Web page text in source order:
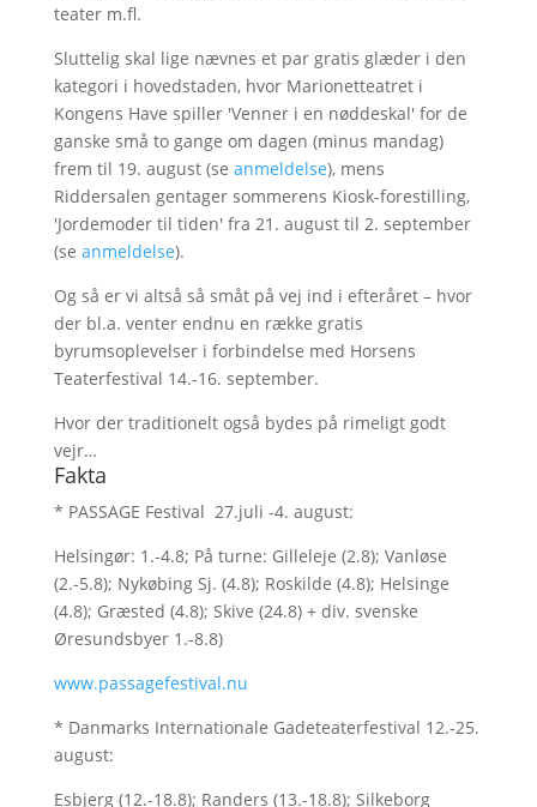
teater m.fl.
Sluttelig skal lige nævnes et par gratis glæder i den
kategori i hovedstaden, hvor Marionetteatret i
Kongens Have spiller 'Venner i en nøddeskal' for de
ganske små to gange om dagen (minus mandag)
frem til 19. august (se anmeldelse), mens
Riddersalen gentager sommerens Kiosk-forestilling,
'Jordemoder til tiden' fra 21. august til 2. september
(se anmeldelse).
Og så er vi altså så småt på vej ind i efteråret – hvor
der bl.a. venter endnu en række gratis
byrumsoplevelser i forbindelse med Horsens
Teaterfestival 14.-16. september.
Hvor der traditionelt også bydes på rimeligt godt
vejr…
Fakta
* PASSAGE Festival 27.juli -4. august:
Helsingør: 1.-4.8; På turne: Gilleleje (2.8); Vanløse
(2.-5.8); Nykøbing Sj. (4.8); Roskilde (4.8); Helsinge
(4.8); Græsted (4.8); Skive (24.8) + div. svenske
Øresundsbyer 1.-8.8)
www.passagefestival.nu
* Danmarks Internationale Gadeteaterfestival 12.-25.
august:
Esbjerg (12.-18.8); Randers (13.-18.8); Silkeborg